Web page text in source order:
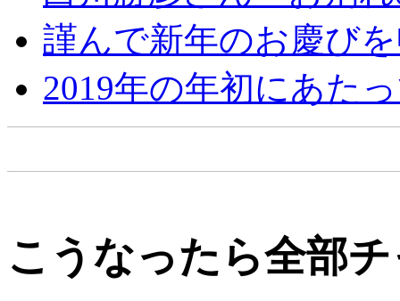
謹んで新年のお慶び
2019年の年初にあた
こうなったら全部